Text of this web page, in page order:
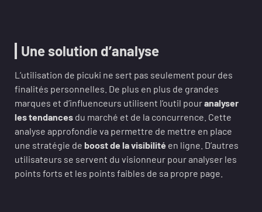
Une solution d’analyse
L’utilisation de picuki ne sert pas seulement pour des
finalités personnelles. De plus en plus de grandes
marques et d’influenceurs utilisent l’outil pouranalyser
les tendances du marché et de la concurrence. Cette
analyse approfondie va permettre de mettre en place
une stratégie de boost de la visibilité en ligne. D’autres
utilisateurs se servent du visionneur pour analyser les
points forts et les points faibles de sa propre page.